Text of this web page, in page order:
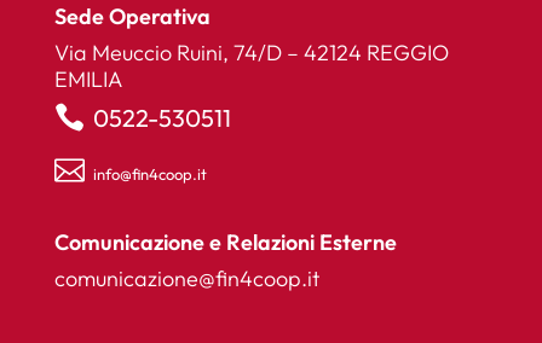
Sede Operativa
Via Meuccio Ruini, 74/D – 42124 REGGIO
EMILIA
 0522-530511
 info@fin4coop.it
Comunicazione e Relazioni Esterne
comunicazione@fin4coop.it